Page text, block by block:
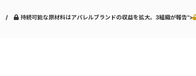
持続可能な原材料はアパレルブランドの収益を拡大。3組織が報告">